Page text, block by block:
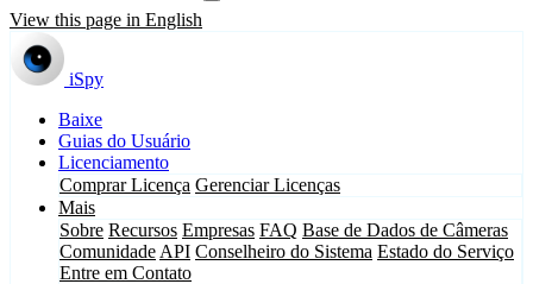
View this page in English
iSpy
Baixe
Guias do Usuário
Licenciamento
Comprar Licença Gerenciar Licenças
Mais
Sobre Recursos Empresas FAQ Base de Dados de Câmeras
Comunidade API Conselheiro do Sistema Estado do Serviço
Entre em Contato